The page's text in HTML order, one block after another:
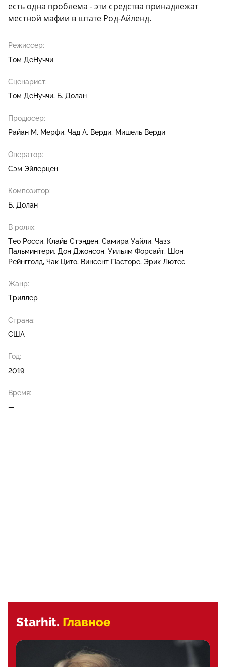
есть одна проблема - эти средства принадлежат
местной мафии в штате Род-Айленд.
Режиссер:
Том ДеНуччи
Сценарист:
Том ДеНуччи Б. Долан
Продюсер:
Райан М. Мерфи Чад А. Верди Мишель Верди
Оператор:
Сэм Эйлерцен
Композитор:
Б. Долан
В ролях:
Тео Росси Клайв Стэнден Самира Уайли Чазз
Пальминтери Дон Джонсон Уильям Форсайт
Шон
Рейнгголд Чак Цито Винсент Пасторе Эрик Лютес
Жанр:
Триллер
Страна:
США
Год:
2019
Время:
—
Starhit. Главное